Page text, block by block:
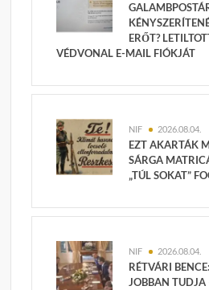
ERŐT?
VÉDVONAL E-MAIL FIÓKJÁT
NIF 2026.08.04.
EZT AKARTÁK
SÁRGA
„TÚL SOKAT”
NIF 2026.08.04.
RÉTVÁRI
JOBBAN TUDJA